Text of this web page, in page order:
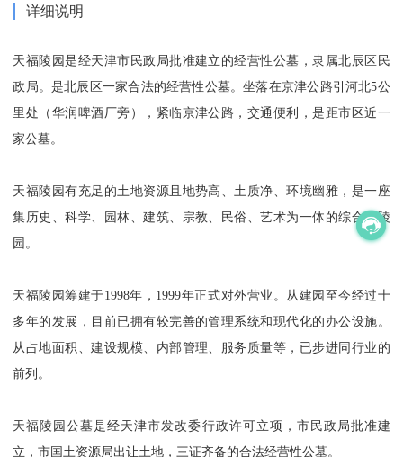
详细说明
天福陵园是经天津市民政局批准建立的经营性公墓，隶属北辰区民
政局。是北辰区一家合法的经营性公墓。坐落在京津公路引河北5公
里处（华润啤酒厂旁），紧临京津公路，交通便利，是距市区近一
家公墓。
天福陵园有充足的土地资源且地势高、土质净、环境幽雅，是一座
集历史、科学、园林、建筑、宗教、民俗、艺术为一体的综合性陵
园。
天福陵园筹建于1998年，1999年正式对外营业。从建园至今经过十
多年的发展，目前已拥有较完善的管理系统和现代化的办公设施。
从占地面积、建设规模、内部管理、服务质量等，已步进同行业的
前列。
天福陵园公墓是经天津市发改委行政许可立项，市民政局批准建
立，市国土资源局出让土地，三证齐备的合法经营性公墓。